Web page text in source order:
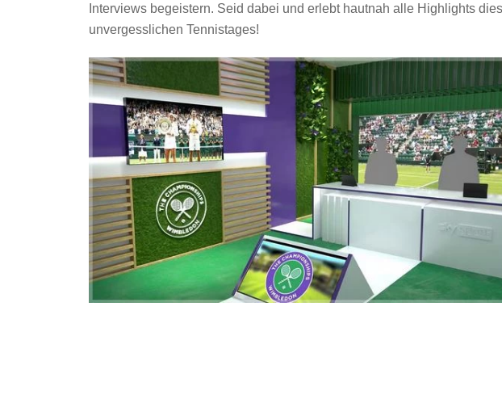
Interviews begeistern. Seid dabei und erlebt hautnah alle Highlights
unvergesslichen Tennistages!